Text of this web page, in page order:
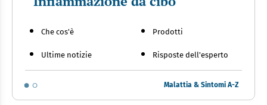
Che cos'è
Ultime notizie
Prodotti
Risposte dell'esperto
Malattia & Sintomi A-Z